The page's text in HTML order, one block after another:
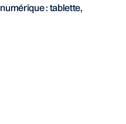
: tablette,